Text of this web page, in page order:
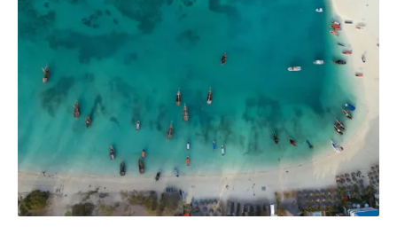
也讓她意識到出口中國的潛力。回到巴西後，她創立了
Raízes do Campo公司，專注於建立小農生產鏈，並在國
內外市場推廣巧克力、蜂蜜、黑胡椒，尤其是咖啡等產
品。受COVID-19疫情影響，業務一度推遲，但在2023年
12月迎來轉機，當時該公司獲中國海關總署批准出口生咖
啡豆——即未經烘焙的咖啡豆。2025年7月，許可證再次
續期，有效期延長五年。Raízes do Campo的出口許可是
中國海關總署近期為巴